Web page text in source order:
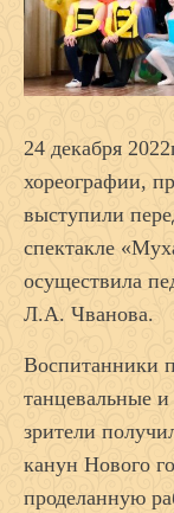
24 декабря
хореографии,
выступили
спектакле
осуществила
Л.А. Чванова.
Воспитанники
танцевальные
зрители
канун Нового
проделанную